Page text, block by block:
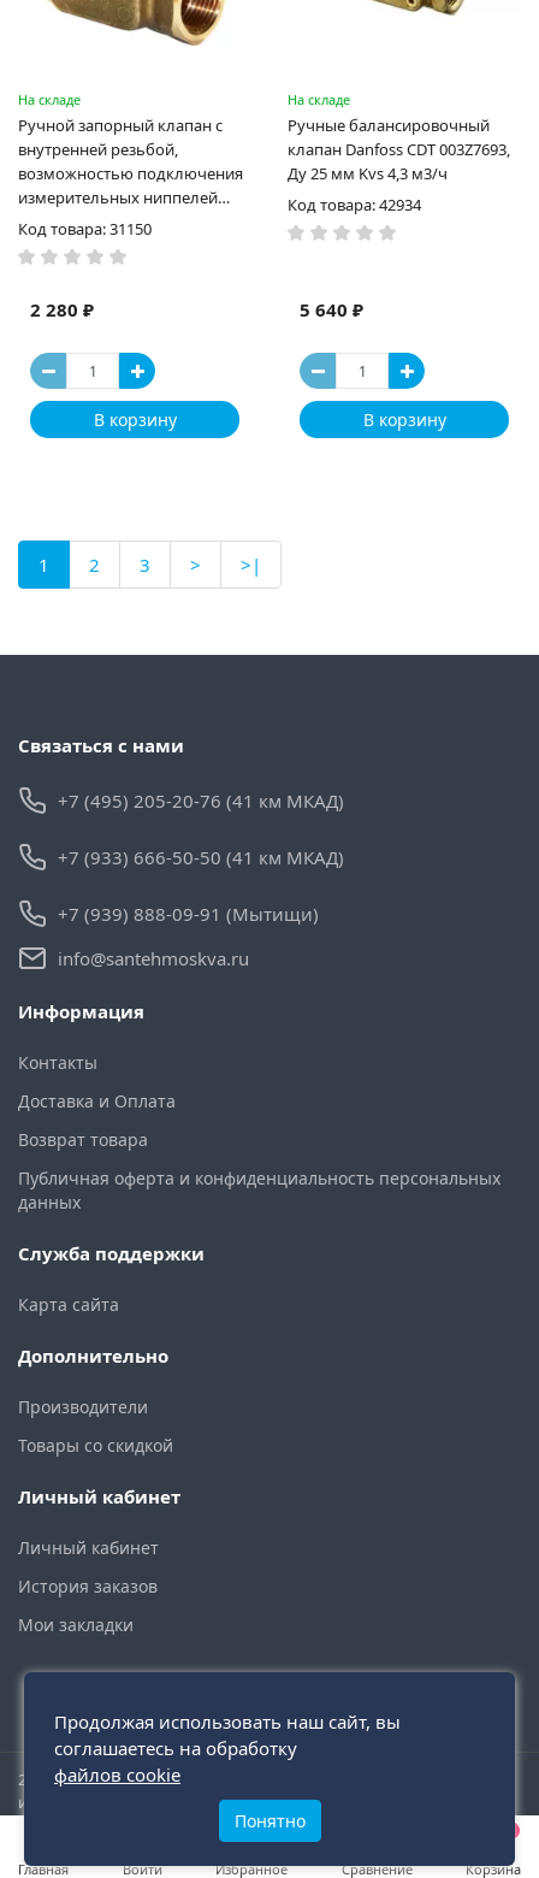
Главная Войти
0
Избранное Сравнение Корзина
На складе
Ручной запорный клапан с
внутренней резьбой,
возможностью подключения
измерительных ниппелей
Danfoss ASV-M
Код товара: 31150
2 280 ₽
В корзину
На складе
Ручные балансировочный
клапан Danfoss CDT 003Z7693,
Ду 25 мм Kvs 4,3 м3/ч
Код товара: 42934
5 640 ₽
В корзину
1 2 3 > >|
Связаться с нами
+7 (495) 205-20-76 (41 км МКАД)
+7 (933) 666-50-50 (41 км МКАД)
+7 (939) 888-09-91 (Мытищи)
info@santehmoskva.ru
Информация
Контакты
Доставка и Оплата
Возврат товара
Публичная оферта и конфиденциальность персональных
данных
Служба поддержки
Карта сайта
Дополнительно
Производители
Товары со скидкой
Личный кабинет
Личный кабинет
История заказов
Мои закладки
2015 - 2026 © santehmoskva.ru — интернет-магазин сантехники
инженерной и бытовой.
Продолжая использовать наш сайт, вы
соглашаетесь на обработку
файлов cookie
Понятно